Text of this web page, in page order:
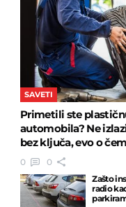
SAVETI
Primetili ste
automobila? Ne
bez ključa, evo o
0
0
Zašto
radio